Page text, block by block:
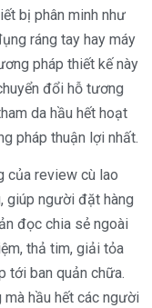
bị phân minh như
ráng tay hay máy
pháp thiết kế này
đổi hỗ tương
da hầu hết hoạt
pháp thuận lợi nhất.
của review cù lao
giúp người đặt hàng
đọc chia sẻ ngoài
thả tim, giải tỏa
tới ban quản chữa.
mà hầu hết các người